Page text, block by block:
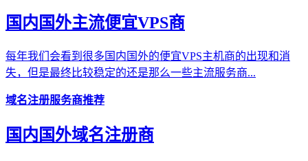
国内国外主流便宜VPS商
每年我们会看到很多国内国外的便宜VPS主机商的出现和消
失，但是最终比较稳定的还是那么一些主流服务商...
域名注册服务商推荐
国内国外域名注册商